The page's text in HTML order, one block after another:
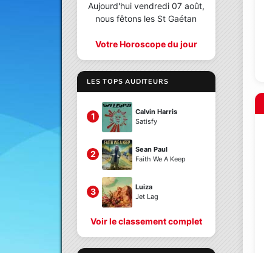
Aujourd'hui vendredi 07 août,
nous fêtons les St Gaétan
Votre Horoscope du jour
LES TOPS AUDITEURS
1
Calvin Harris
Satisfy
2
Sean Paul
Faith We A Keep
3
Luiza
Jet Lag
Voir le classement complet